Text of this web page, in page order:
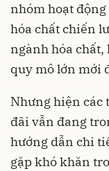
nhóm hoạt
hóa chất chiến
ngành hóa chất,
quy mô lớn mới
Nhưng hiện các
đãi vẫn đang
hướng dẫn chi
gặp khó khăn